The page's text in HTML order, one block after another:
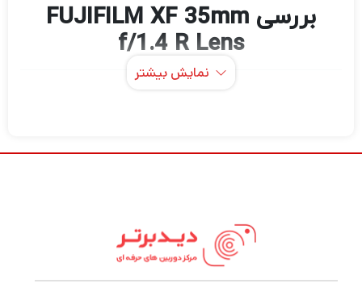
بررسی FUJIFILM XF 35mm
f/1.4 R Lens
میدان برای جداسازی موضوع و استفاده از
تکنیک‌های فوکوس انتخابی فراهم می‌کند. طراحی
اپتیکال از یک عنصر کروی استفاده می کند که
نمایش بیشتر